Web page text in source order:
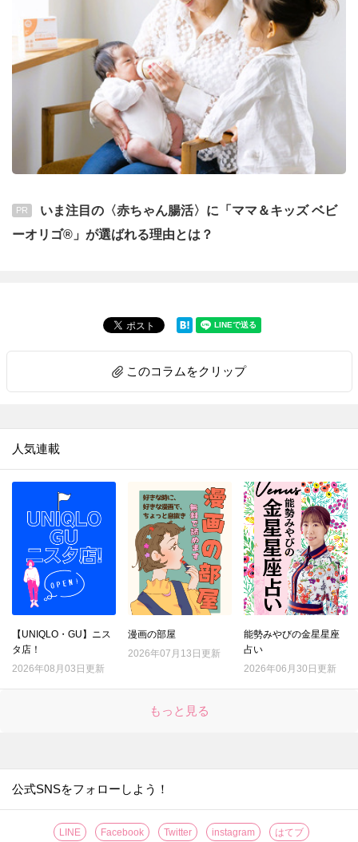
PR
いま注目の〈赤ちゃん腸活〉に「ママ＆キッズ ベビ
ーオリゴ®」が選ばれる理由とは？
このコラムをクリップ
人気連載
【UNIQLO・GU】ニス
タ店！
2026年08月03日更新
漫画の部屋
2026年07月13日更新
能勢みやびの金星星座
占い
2026年06月30日更新
もっと見る
公式SNSをフォローしよう！
LINE Facebook Twitter instagram はてブ